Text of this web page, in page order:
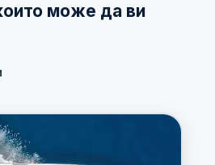
може да ви